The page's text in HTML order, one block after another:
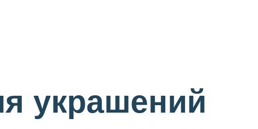
украшений